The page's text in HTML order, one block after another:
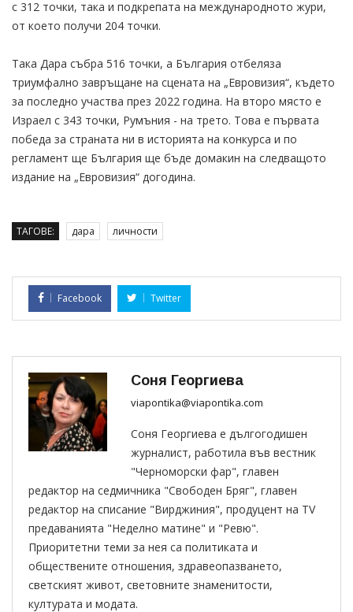
с 312 точки, така и подкрепата на международното жури,
от което получи 204 точки.
Така Дара събра 516 точки, а България отбеляза
триумфално завръщане на сцената на „Евровизия“, където
за последно участва през 2022 година. На второ място е
Израел с 343 точки, Румъния - на трето. Това е първата
победа за страната ни в историята на конкурса и по
регламент ще България ще бъде домакин на следващото
издание на „Евровизия“ догодина.
ТАГОВЕ: дара личности
Facebook Twitter
Соня Георгиева
viapontika@viapontika.com
Соня Георгиева е дългогодишен
журналист, работила във вестник
"Черноморски фар", главен
редактор на седмичника "Свободен Бряг", главен
редактор на списание "Вирджиния", продуцент на TV
предаванията "Неделно матине" и "Ревю".
Приоритетни теми за нея са политиката и
обществените отношения, здравеопазването,
светският живот, световните знаменитости,
културата и модата.